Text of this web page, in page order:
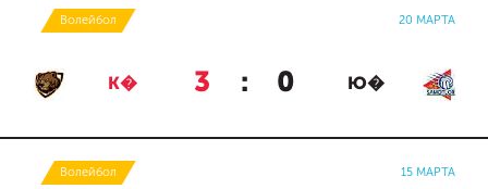
Волейбол 20 МАРТА
К� 3 : 0 Ю�
Волейбол 15 МАРТА